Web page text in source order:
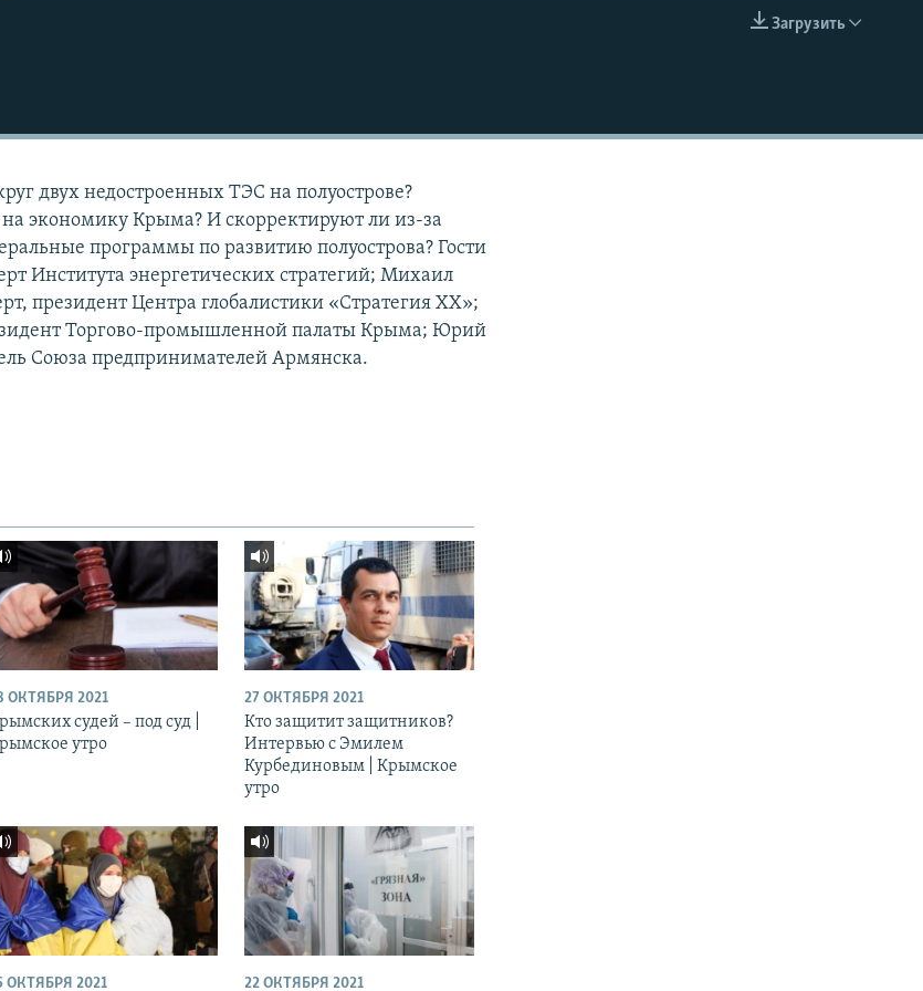
EMBED
Загрузить
двух недостроенных ТЭС на полуострове?
на экономику Крыма? И скорректируют ли из-за
программы по развитию полуострова? Гости
Института энергетических стратегий; Михаил
президент Центра глобалистики «Стратегия ХХ»;
Торгово-промышленной палаты Крыма; Юрий
Союза предпринимателей Армянска.
ОКТЯБРЯ 2021
судей – под суд |
утро
27 ОКТЯБРЯ 2021
Кто защитит защитников?
Интервью с Эмилем
Курбединовым | Крымское
утро
ОКТЯБРЯ 2021 22 ОКТЯБРЯ 2021